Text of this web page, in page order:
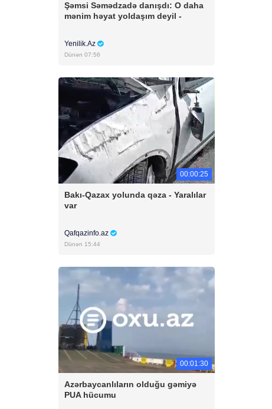
Şəmsi Səmədzadə danışdı: O daha
mənim həyat yoldaşım deyil -
Yenilik.Az
Dünən 07:56
00:00:25
Bakı-Qazax yolunda qəza - Yaralılar
var
Qafqazinfo.az
Dünən 15:44
00:01:30
Azərbaycanlıların olduğu gəmiyə
PUA hücumu